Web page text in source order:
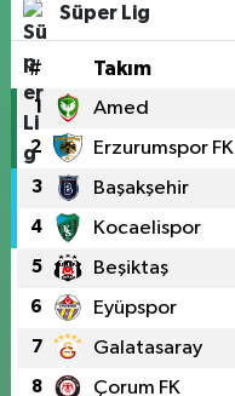
Süper Lig
# Takım
1 Amed
2 Erzurumspor FK
3 Başakşehir
4 Kocaelispor
5 Beşiktaş
6 Eyüpspor
7 Galatasaray
8 Çorum FK